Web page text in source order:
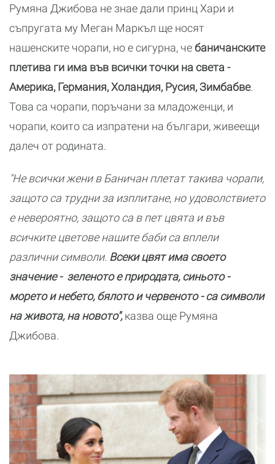
Румяна Джибова не знае дали принц Хари и
съпругата му Меган Маркъл ще носят
нашенските чорапи, но е сигурна, чебаничанските
плетива ги има във всички точки на света -
Америка, Германия, Холандия, Русия, Зимбабве.
Това са чорапи, поръчани за младоженци, и
чорапи, които са изпратени на българи, живеещи
далеч от родината.
"Не всички жени в Баничан плетат такива чорапи,
защото са трудни за изплитане, но удоволствието
е невероятно, защото са в пет цвята и във
всичките цветове нашите баби са вплели
различни символи. Всеки цвят има своето
значение - зеленото е природата, синьото -
морето и небето, бялото и червеното - са символи
на живота, на новото",казва още Румяна
Джибова.